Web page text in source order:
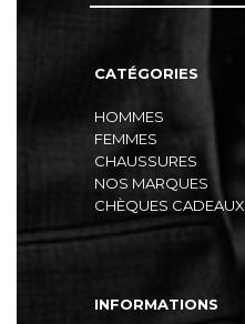
CATÉGORIES
HOMMES
FEMMES
CHAUSSURES
NOS MARQUES
CHÈQUES CADEAUX
INFORMATIONS